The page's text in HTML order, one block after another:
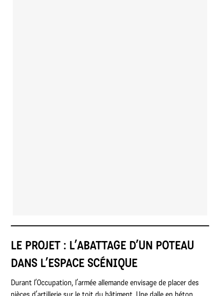
LE PROJET : L’ABATTAGE D’UN POTEAU
DANS L’ESPACE SCÉNIQUE
Durant l’Occupation, l’armée allemande envisage de placer des